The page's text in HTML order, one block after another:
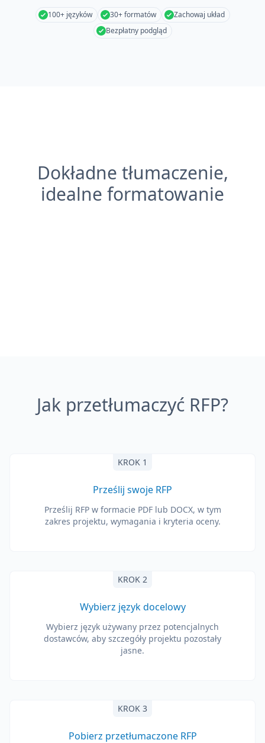
100+ języków 30+ formatów
Zachowaj układ
Bezpłatny podgląd
Dokładne tłumaczenie,
idealne formatowanie
Jak przetłumaczyć RFP?
KROK 1
Prześlij swoje RFP
Prześlij RFP w formacie PDF lub DOCX, w tym
zakres projektu, wymagania i kryteria oceny.
KROK 2
Wybierz język docelowy
Wybierz język używany przez potencjalnych
dostawców, aby szczegóły projektu pozostały
jasne.
KROK 3
Pobierz przetłumaczone RFP